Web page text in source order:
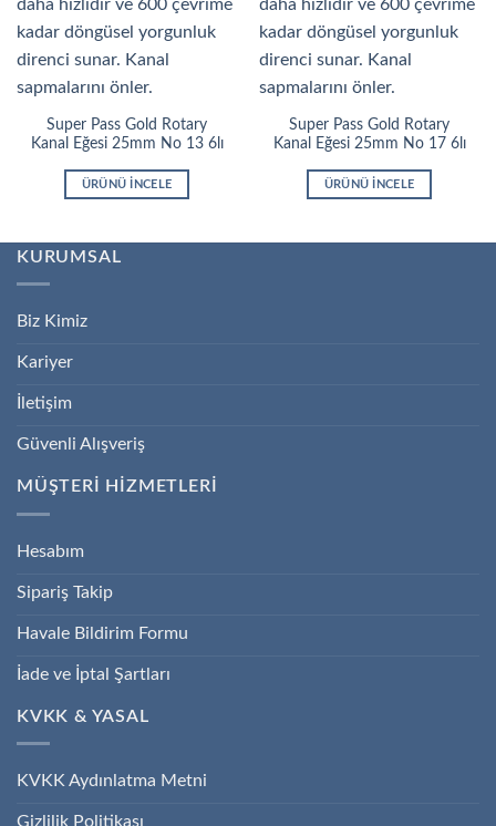
Super Pass Gold Rotary
Kanal Eğesi 25mm No 13 6lı
ÜRÜNÜ İNCELE
Super Pass Gold Rotary
Kanal Eğesi 25mm No 17 6lı
ÜRÜNÜ İNCELE
KURUMSAL
Biz Kimiz
Kariyer
İletişim
Güvenli Alışveriş
MÜŞTERİ HİZMETLERİ
Hesabım
Sipariş Takip
Havale Bildirim Formu
İade ve İptal Şartları
KVKK & YASAL
KVKK Aydınlatma Metni
Gizlilik Politikası